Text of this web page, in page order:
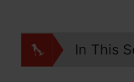
In This